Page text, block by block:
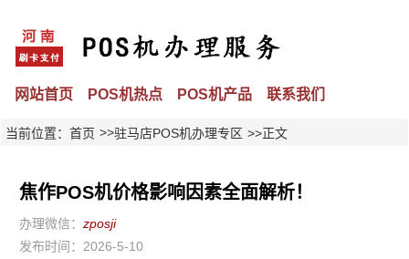
网站首页 POS机热点 POS机产品 联系我们
当前位置： 首页 >>驻马店POS机办理专区 >>正文
焦作POS机价格影响因素全面解析！
办理微信： zposji
发布时间：2026-5-10